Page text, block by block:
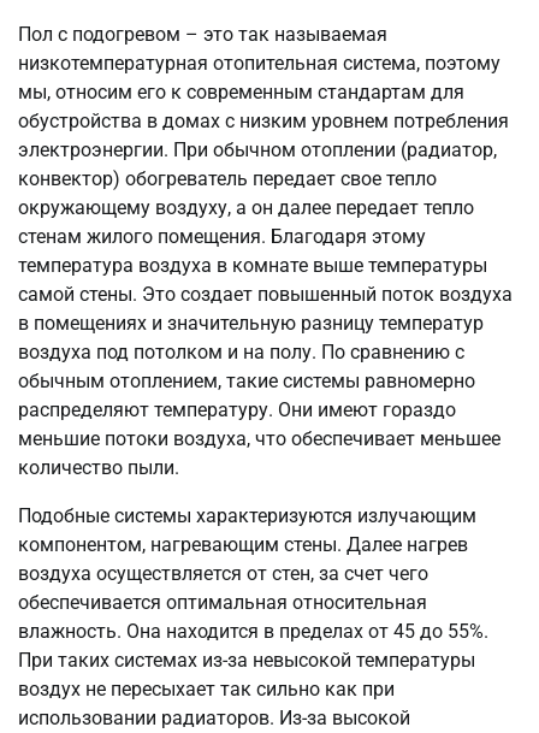
Пол с подогревом – это так называемая
низкотемпературная отопительная система, поэтому
мы, относим его к современным стандартам для
обустройства в домах с низким уровнем потребления
электроэнергии. При обычном отоплении (радиатор,
конвектор) обогреватель передает свое тепло
окружающему воздуху, а он далее передает тепло
стенам жилого помещения. Благодаря этому
температура воздуха в комнате выше температуры
самой стены. Это создает повышенный поток воздуха
в помещениях и значительную разницу температур
воздуха под потолком и на полу. По сравнению с
обычным отоплением, такие системы равномерно
распределяют температуру. Они имеют гораздо
меньшие потоки воздуха, что обеспечивает меньшее
количество пыли.
Подобные системы характеризуются излучающим
компонентом, нагревающим стены. Далее нагрев
воздуха осуществляется от стен, за счет чего
обеспечивается оптимальная относительная
влажность. Она находится в пределах от 45 до 55%.
При таких системах из-за невысокой температуры
воздух не пересыхает так сильно как при
использовании радиаторов. Из-за высокой